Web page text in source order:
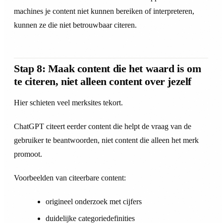
machines je content niet kunnen bereiken of interpreteren,
kunnen ze die niet betrouwbaar citeren.
Stap 8: Maak content die het waard is om
te citeren, niet alleen content over jezelf
Hier schieten veel merksites tekort.
ChatGPT citeert eerder content die helpt de vraag van de
gebruiker te beantwoorden, niet content die alleen het merk
promoot.
Voorbeelden van citeerbare content:
origineel onderzoek met cijfers
duidelijke categoriedefinities